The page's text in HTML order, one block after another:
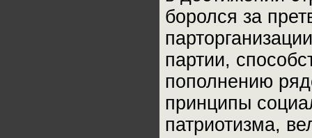
боролся за
партии,
пополнению
принципы
патриотизма,